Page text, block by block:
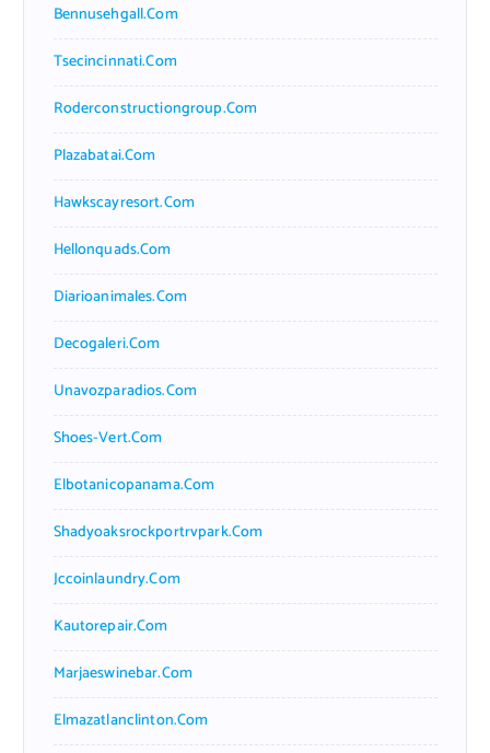
Bennusehgall.com
Tsecincinnati.com
Roderconstructiongroup.com
Plazabatai.com
Hawkscayresort.com
Hellonquads.com
Diarioanimales.com
Decogaleri.com
Unavozparadios.com
Shoes-Vert.com
Elbotanicopanama.com
Shadyoaksrockportrvpark.com
Jccoinlaundry.com
Kautorepair.com
Marjaeswinebar.com
Elmazatlanclinton.com